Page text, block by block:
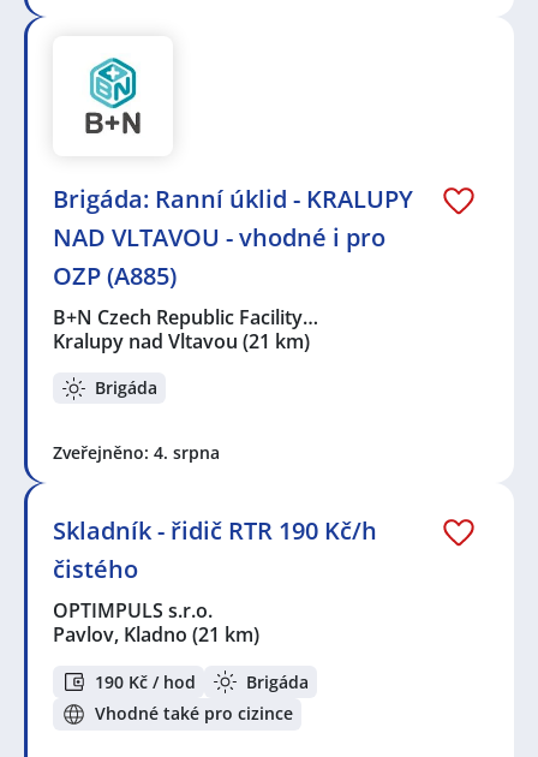
Brigáda: Ranní úklid - KRALUPY
NAD VLTAVOU - vhodné i pro
OZP (A885)
B+N Czech Republic Facility…
Kralupy nad Vltavou (21 km)
Brigáda
Zveřejněno: 4. srpna
Skladník - řidič RTR 190 Kč/h
čistého
OPTIMPULS s.r.o.
Pavlov, Kladno (21 km)
190 Kč / hod
Brigáda
Vhodné také pro cizince